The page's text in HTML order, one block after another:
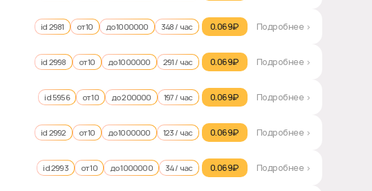
id 2981 от 10 до 1000000 348 / час 0.069₽‎ Подробнее >
id 2998 от 10 до 1000000 291 / час 0.069₽‎ Подробнее >
id 5956 от 10 до 200000 197 / час 0.069₽‎ Подробнее >
id 2992 от 10 до 1000000 123 / час 0.069₽‎ Подробнее >
id 2993 от 10 до 1000000 34 / час 0.069₽‎ Подробнее >